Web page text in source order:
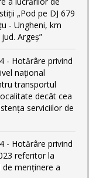
„Pod pe DJ 679
- Ungheni, km
Argeș”
- Hotărâre privind
național
transportul
decât cea
serviciilor de
- Hotărâre privind
referitor la
de menținere a